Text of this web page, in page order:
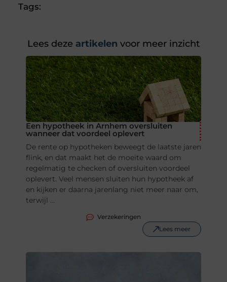
Tags:
Lees deze artikelen voor meer inzicht
Een hypotheek in Arnhem oversluiten
wanneer dat voordeel oplevert
De rente op hypotheken beweegt de laatste jaren
flink, en dat maakt het de moeite waard om
regelmatig te checken of oversluiten voordeel
oplevert. Veel mensen sluiten hun hypotheek af
en kijken er daarna jarenlang niet meer naar om,
terwijl ...
Verzekeringen
Lees meer